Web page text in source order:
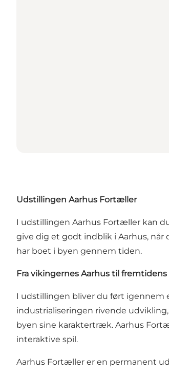
Udstillingen Aarhus Fortæller
I udstillingen Aarhus Fortæller kan
give dig et godt indblik i Aarhus,
har boet i byen gennem tiden.
Fra vikingernes Aarhus til fremtidens
I udstillingen bliver du ført igennem
industrialiseringen rivende
byen sine karaktertræk. Aarhus
interaktive spil.
Aarhus Fortæller er en permanent